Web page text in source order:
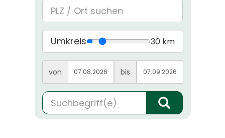
Umkreis 30 km
von bis